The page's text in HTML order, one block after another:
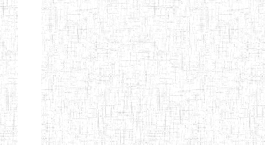
Type
Nature
Arrondissement